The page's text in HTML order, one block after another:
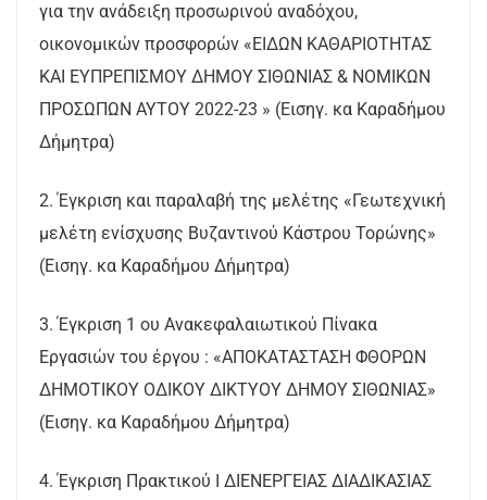
για την ανάδειξη προσωρινού αναδόχου,
οικονομικών προσφορών «ΕΙΔΩΝ ΚΑΘΑΡΙΟΤΗΤΑΣ
ΚΑΙ ΕΥΠΡΕΠΙΣΜΟΥ ΔΗΜΟΥ ΣΙΘΩΝΙΑΣ & ΝΟΜΙΚΩΝ
ΠΡΟΣΩΠΩΝ ΑΥΤΟΥ 2022-23 » (Εισηγ. κα Καραδήμου
Δήμητρα)
2. Έγκριση και παραλαβή της μελέτης «Γεωτεχνική
μελέτη ενίσχυσης Βυζαντινού Κάστρου Τορώνης»
(Εισηγ. κα Καραδήμου Δήμητρα)
3. Έγκριση 1 ου Ανακεφαλαιωτικού Πίνακα
Εργασιών του έργου : «ΑΠΟΚΑΤΑΣΤΑΣΗ ΦΘΟΡΩΝ
ΔΗΜΟΤΙΚΟΥ ΟΔΙΚΟΥ ΔΙΚΤΥΟΥ ΔΗΜΟΥ ΣΙΘΩΝΙΑΣ»
(Εισηγ. κα Καραδήμου Δήμητρα)
4. Έγκριση Πρακτικού Ι ΔΙΕΝΕΡΓΕΙΑΣ ΔΙΑΔΙΚΑΣΙΑΣ